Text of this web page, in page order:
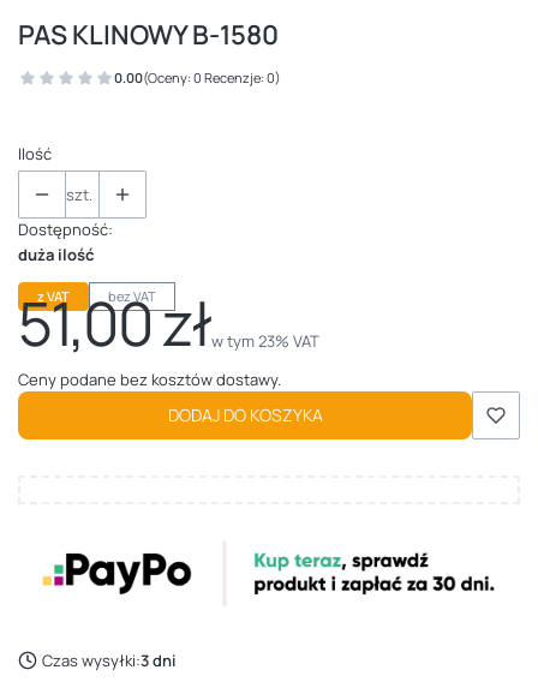
PAS KLINOWY B-1580
0.00(Oceny: 0 Recenzje: 0)
Ilość
szt.
Dostępność:
duża ilość
z VAT bez VAT
Cena
51,00 złw tym 23% VAT
w tym23% VAT
Ceny podane bez kosztów dostawy.
DODAJ DO KOSZYKA
Czas wysyłki:3 dni